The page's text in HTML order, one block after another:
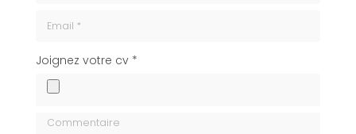
cv
Joignez votre cv *
Commentaire